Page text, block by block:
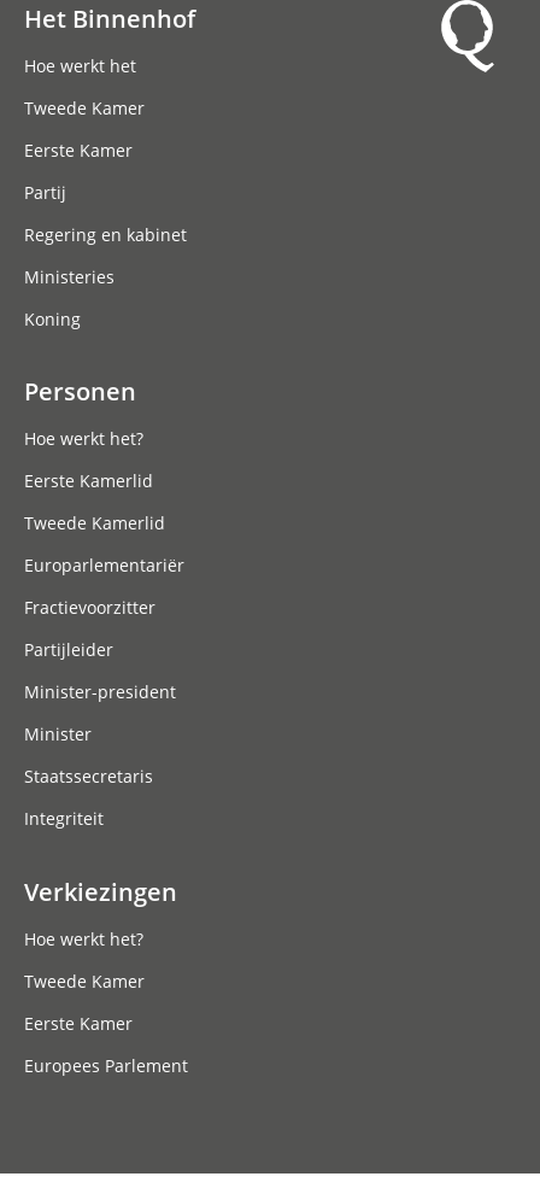
Het Binnenhof
Hoe werkt het
Tweede Kamer
Eerste Kamer
Partij
Regering en kabinet
Ministeries
Koning
Personen
Hoe werkt het?
Eerste Kamerlid
Tweede Kamerlid
Europarlementariër
Fractievoorzitter
Partijleider
Minister-president
Minister
Staatssecretaris
Integriteit
Verkiezingen
Hoe werkt het?
Tweede Kamer
Eerste Kamer
Europees Parlement